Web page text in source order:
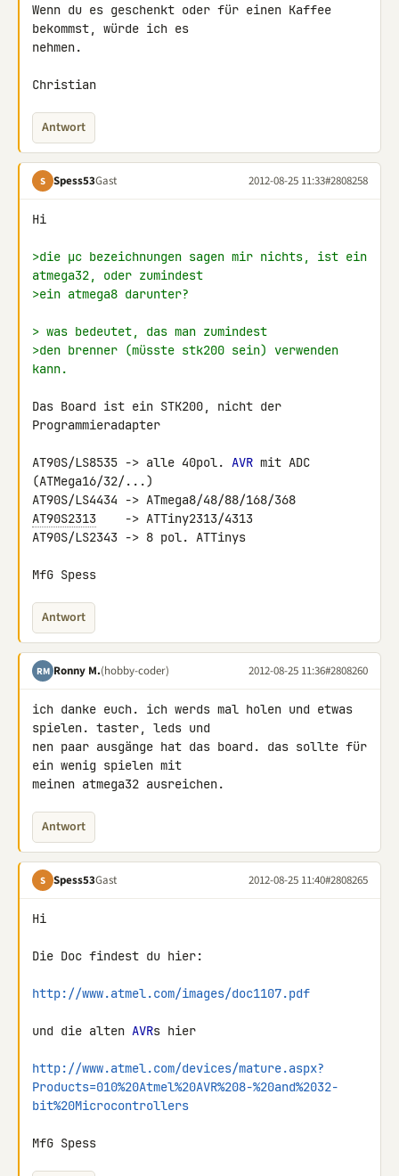
Wenn du es geschenkt oder für einen Kaffee
bekommst, würde ich es
nehmen.
Christian
Antwort
S Spess53Gast 2012-08-25 11:33#2808258
Hi
>die µc bezeichnungen sagen mir nichts, ist ein
atmega32, oder zumindest
>ein atmega8 darunter?
> was bedeutet, das man zumindest
>den brenner (müsste stk200 sein) verwenden
kann.
Das Board ist ein STK200, nicht der
Programmieradapter
AT90S/LS8535 -> alle 40pol. AVR mit ADC
(ATMega16/32/...)
AT90S2313
    -> ATTiny2313/4313
AT90S/LS2343 -> 8 pol. ATTinys
MfG Spess
Antwort
RM Ronny M.(hobby-coder) 2012-08-25 11:36#2808260
ich danke euch. ich werds mal holen und etwas
spielen. taster, leds und
nen paar ausgänge hat das board. das sollte für
ein wenig spielen mit
meinen atmega32 ausreichen.
Antwort
S Spess53Gast 2012-08-25 11:40#2808265
Hi
Die Doc findest du hier:
http://www.atmel.com/images/doc1107.pdf
und die alten AVRs hier
http://www.atmel.com/devices/mature.aspx?
Products=010%20Atmel%20AVR%208-%20and%2032-
bit%20Microcontrollers
MfG Spess